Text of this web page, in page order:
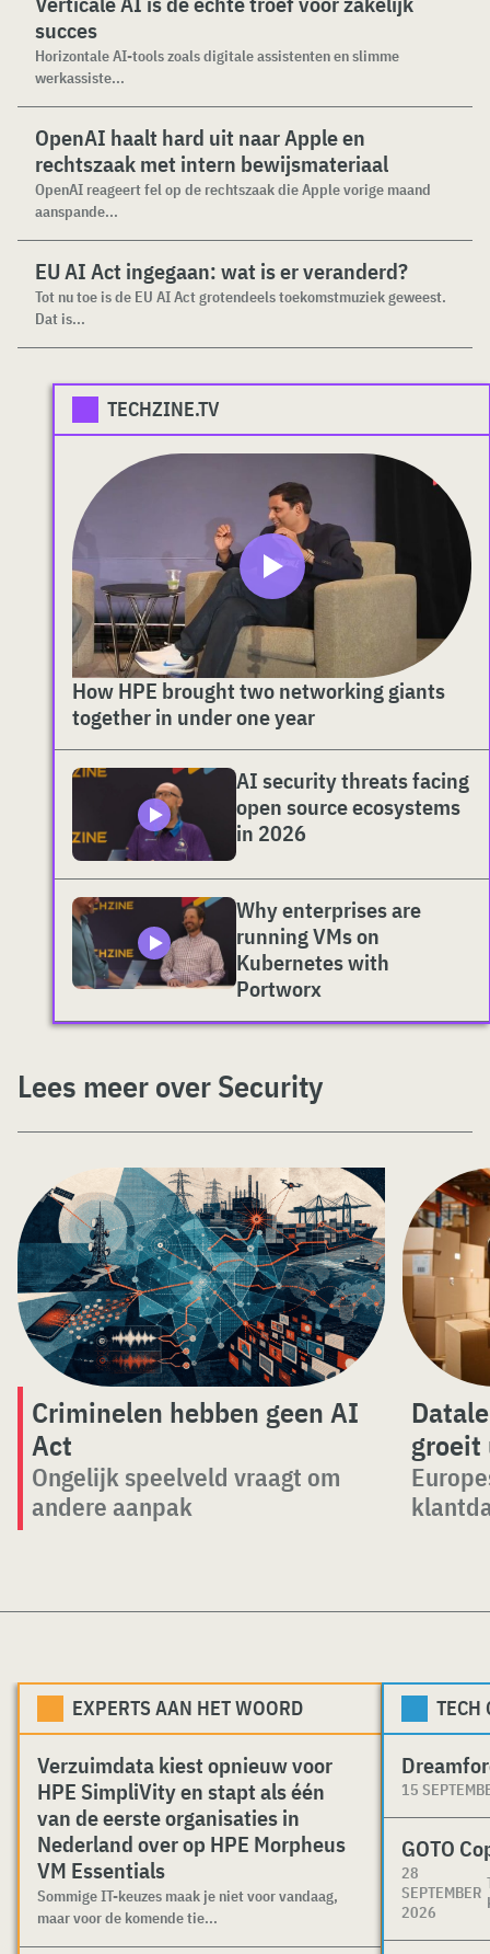
succes
Horizontale AI-tools zoals digitale assistenten en slimme
werkassiste...
OpenAI haalt hard uit naar Apple en
rechtszaak met intern bewijsmateriaal
OpenAI reageert fel op de rechtszaak die Apple vorige maand
aanspande...
EU AI Act ingegaan: wat is er veranderd?
Tot nu toe is de EU AI Act grotendeels toekomstmuziek geweest.
Dat is...
TECHZINE.TV
How HPE brought two networking giants
together in under one year
AI security threats facing
open source ecosystems
in 2026
Why enterprises are
running VMs on
Kubernetes with
Portworx
Lees meer over Security
Criminelen hebben geen AI
Act
Ongelijk speelveld vraagt om
andere aanpak
EXPERTS AAN HET WOORD
Verzuimdata kiest opnieuw voor
HPE SimpliVity en stapt als één
van de eerste organisaties in
Nederland over op HPE Morpheus
VM Essentials
Sommige IT-keuzes maak je niet voor vandaag,
maar voor de komende tie...
TECH
15
GOTO
28
SEPTEMBER
2026